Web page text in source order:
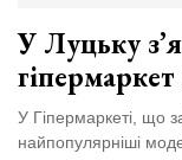
У Луцьку
У Гіпермаркеті, що
найпопулярніші